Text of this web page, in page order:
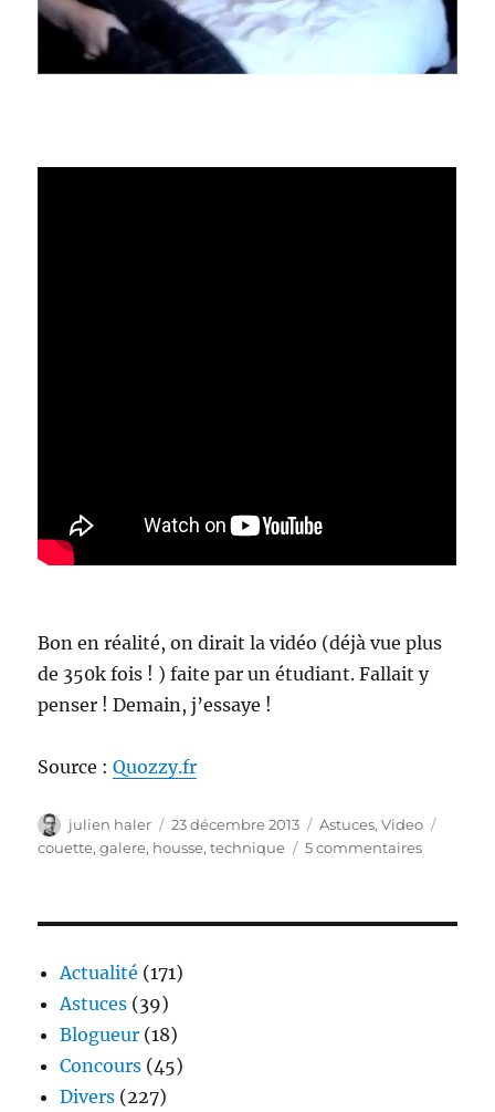
Bon en réalité, on dirait la vidéo (déjà vue plus
de 350k fois ! ) faite par un étudiant. Fallait y
penser ! Demain, j’essaye !
Source :Quozzy.fr
Auteur
julien haler
Publié
le
23 décembre 2013 Catégories
Astuces,Video
couette,galere, housse,technique 5 commentairessur
Actualité (171)
Astuces (39)
Blogueur (18)
Concours (45)
Divers (227)